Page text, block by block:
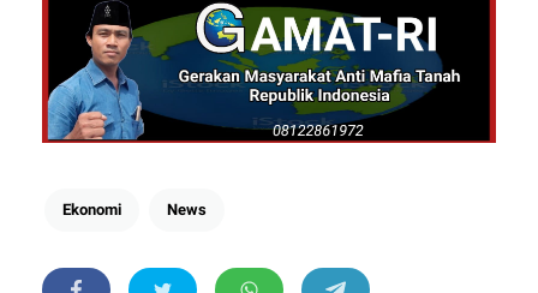
Ekonomi News